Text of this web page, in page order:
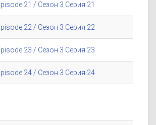
21 / Сезон 3 Серия 21
22 / Сезон 3 Серия 22
23 / Сезон 3 Серия 23
24 / Сезон 3 Серия 24